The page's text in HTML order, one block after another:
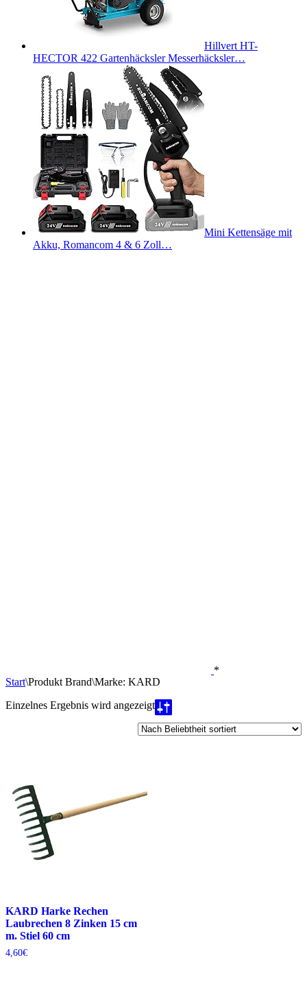
Hillvert HT-
HECTOR 422 Gartenhäcksler Messerhäcksler…
Mini Kettensäge mit
Akku, Romancom 4 & 6 Zoll…
*
Start\Produkt Brand\Marke: KARD
Einzelnes Ergebnis wird angezeigt
KARD Harke Rechen
Laubrechen 8 Zinken 15 cm
m. Stiel 60 cm
4,60€